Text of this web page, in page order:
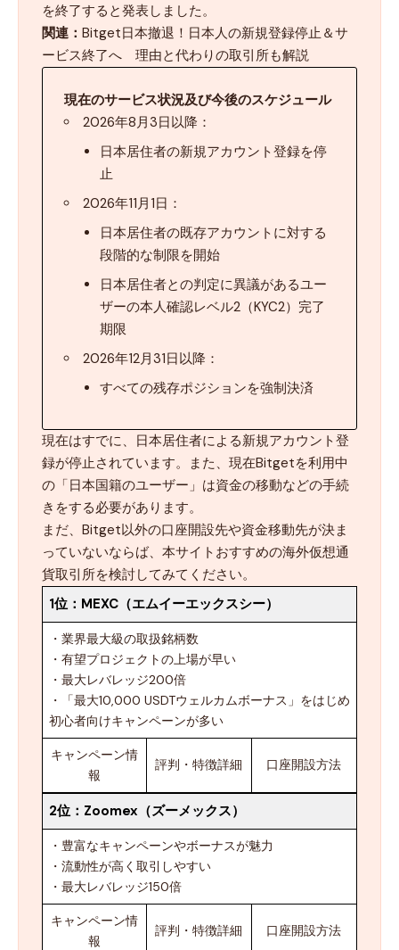
を終了すると発表しました。
関連： Bitget日本撤退！日本人の新規登録停止＆サ
ービス終了へ 理由と代わりの取引所も解説
現在のサービス状況及び今後のスケジュール
2026年8月3日以降：
日本居住者の新規アカウント登録を停
止
2026年11月1日：
日本居住者の既存アカウントに対する
段階的な制限を開始
日本居住者との判定に異議があるユー
ザーの本人確認レベル2（KYC2）完了
期限
2026年12月31日以降：
すべての残存ポジションを強制決済
現在はすでに、日本居住者による新規アカウント登
録が停止されています。また、現在Bitgetを利用中
の「日本国籍のユーザー」は資金の移動などの手続
きをする必要があります。
まだ、Bitget以外の口座開設先や資金移動先が決ま
っていないならば、本サイトおすすめの海外仮想通
貨取引所を検討してみてください。
1位： MEXC（エムイーエックスシー）
・業界最大級の取扱銘柄数
・有望プロジェクトの上場が早い
・最大レバレッジ200倍
・「最大10,000 USDTウェルカムボーナス」をはじめ
初心者向けキャンペーンが多い
キャンペーン情
報
評判・特徴詳細 口座開設方法
2位： Zoomex（ズーメックス）
・豊富なキャンペーンやボーナスが魅力
・流動性が高く取引しやすい
・最大レバレッジ150倍
キャンペーン情
報
評判・特徴詳細 口座開設方法